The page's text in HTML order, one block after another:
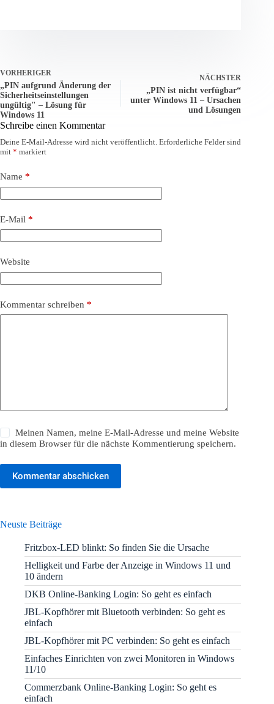
VORHERIGER
„PIN aufgrund Änderung der
Sicherheitseinstellungen
ungültig" – Lösung für
Windows 11
NÄCHSTER
„PIN ist nicht verfügbar“
unter Windows 11 – Ursachen
und Lösungen
Schreibe einen Kommentar
Deine E-Mail-Adresse wird nicht veröffentlicht. Erforderliche Felder sind
mit * markiert
Name *
E-Mail *
Website
Kommentar schreiben *
Meinen Namen, meine E-Mail-Adresse und meine Website
in diesem Browser für die nächste Kommentierung speichern.
Kommentar abschicken
Neuste Beiträge
Fritzbox-LED blinkt: So finden Sie die Ursache
Helligkeit und Farbe der Anzeige in Windows 11 und
10 ändern
DKB Online-Banking Login: So geht es einfach
JBL-Kopfhörer mit Bluetooth verbinden: So geht es
einfach
JBL-Kopfhörer mit PC verbinden: So geht es einfach
Einfaches Einrichten von zwei Monitoren in Windows
11/10
Commerzbank Online-Banking Login: So geht es
einfach